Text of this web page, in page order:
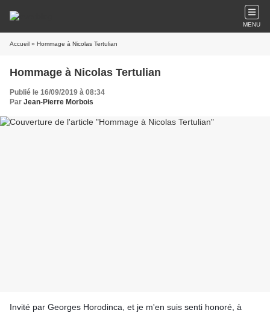
MENU
Accueil » Hommage à Nicolas Tertulian
Hommage à Nicolas Tertulian
Publié le 16/09/2019 à 08:34
Par Jean-Pierre Morbois
Invité par Georges Horodinca, et je m'en suis senti honoré, à